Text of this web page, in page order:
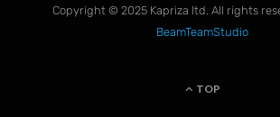
Copyright © 2025 Kapriza ltd. All rights
BeamTeamStudio
TOP